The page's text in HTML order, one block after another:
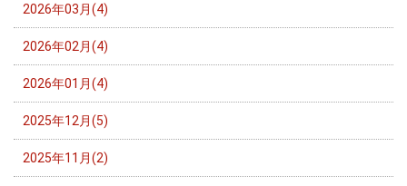
2026年03月(4)
2026年02月(4)
2026年01月(4)
2025年12月(5)
2025年11月(2)